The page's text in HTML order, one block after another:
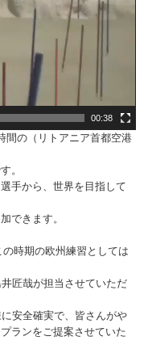
00:38
間の（リトアニア首都空港
。
手から、世界を目指して
できます。
時期の欧州練習としては
匠哉が担当させていただ
安全確実で、皆さんがや
ランをご提案させていた